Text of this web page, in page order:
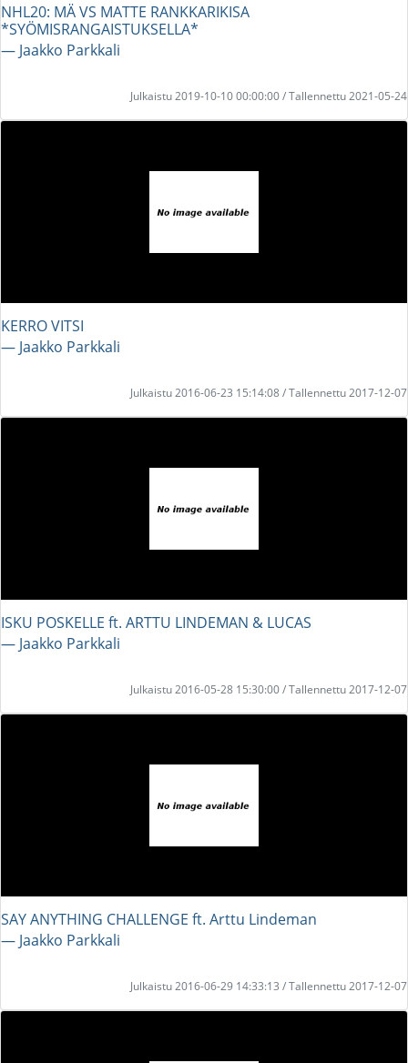
NHL20: MÄ VS MATTE RANKKARIKISA
*SYÖMISRANGAISTUKSELLA*
― Jaakko Parkkali
Julkaistu 2019-10-10 00:00:00 / Tallennettu 2021-05-24
KERRO VITSI
― Jaakko Parkkali
Julkaistu 2016-06-23 15:14:08 / Tallennettu 2017-12-07
ISKU POSKELLE ft. ARTTU LINDEMAN & LUCAS
― Jaakko Parkkali
Julkaistu 2016-05-28 15:30:00 / Tallennettu 2017-12-07
SAY ANYTHING CHALLENGE ft. Arttu Lindeman
― Jaakko Parkkali
Julkaistu 2016-06-29 14:33:13 / Tallennettu 2017-12-07